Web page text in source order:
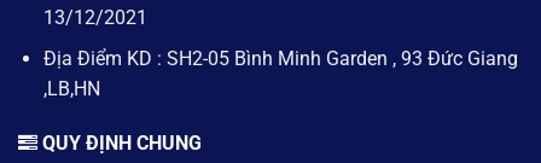
13/12/2021
Địa Điểm KD : SH2-05 Bình Minh Garden , 93 Đức Giang
,LB,HN
QUY ĐỊNH CHUNG